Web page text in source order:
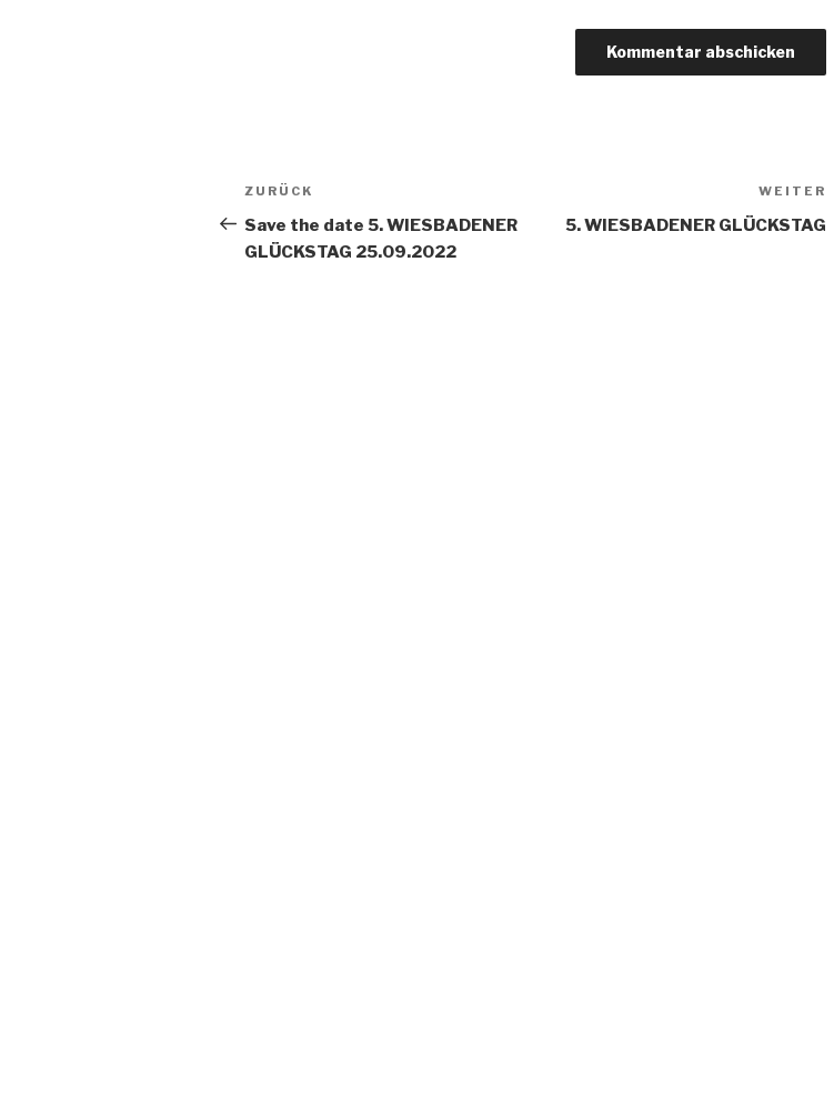
Beitragsnavigation
Vorheriger
Beitrag
ZURÜCK
Save the date 5. WIESBADENER
GLÜCKSTAG 25.09.2022
WEITER
5. WIESBADENER GLÜCKSTAG